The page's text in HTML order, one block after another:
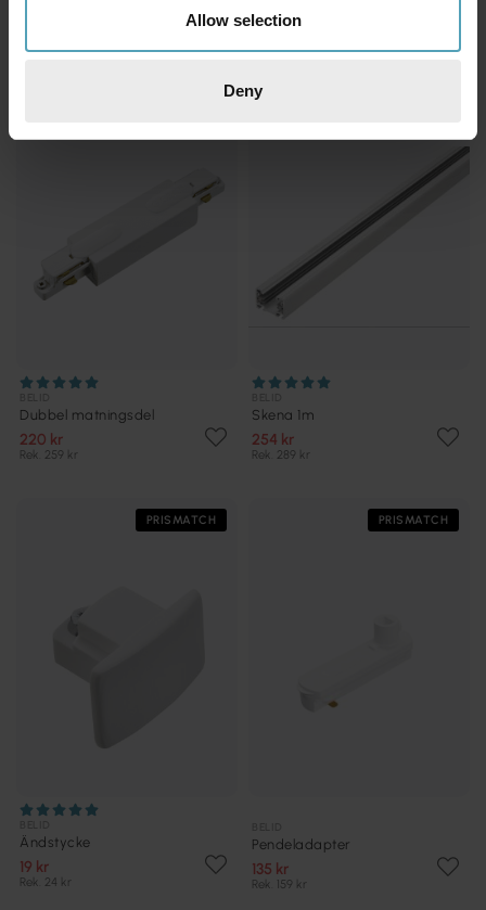
Allow selection
Deny
799 kr
Rek. 999 kr
Dubbel matningsdel
220 kr
Rek. 259 kr
Skena 1m
254 kr
Rek. 289 kr
PRISMATCH
Ändstycke
19 kr
Rek. 24 kr
PRISMATCH
Pendeladapter
135 kr
Rek. 159 kr